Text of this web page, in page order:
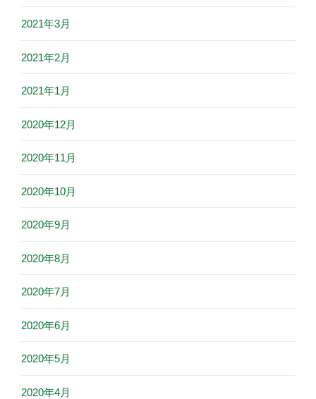
2021年3月
2021年2月
2021年1月
2020年12月
2020年11月
2020年10月
2020年9月
2020年8月
2020年7月
2020年6月
2020年5月
2020年4月